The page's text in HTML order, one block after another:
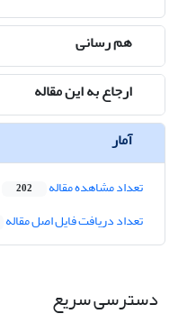
هم رسانی
ارجاع به این مقاله
آمار
تعداد مشاهده مقاله 202
تعداد دریافت فایل اصل مقاله
دسترسی سریع